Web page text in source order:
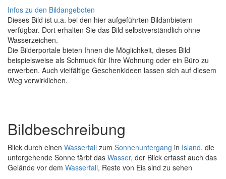
Infos zu den Bildangeboten
Dieses Bild ist u.a. bei den hier aufgeführten Bildanbietern
verfügbar. Dort erhalten Sie das Bild selbstverständlich ohne
Wasserzeichen.
Die Bilderportale bieten Ihnen die Möglichkeit, dieses Bild
beispielsweise als Schmuck für Ihre Wohnung oder ein Büro zu
erwerben. Auch vielfältige Geschenkideen lassen sich auf diesem
Weg verwirklichen.
Bildbeschreibung
Blick durch einen Wasserfall zum Sonnenuntergang in Island, die
untergehende Sonne färbt das Wasser, der Blick erfasst auch das
Gelände vor dem Wasserfall, Reste von Eis sind zu sehen